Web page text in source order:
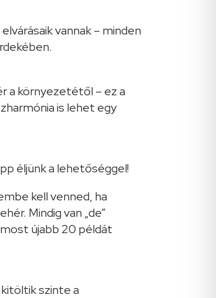
vannak – minden
a környezetétől – ez a
is lehet egy
éljünk a lehetőséggel!
szinte a